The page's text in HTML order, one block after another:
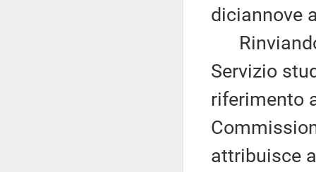
diciannove
Servizio
riferimento
attribuisce